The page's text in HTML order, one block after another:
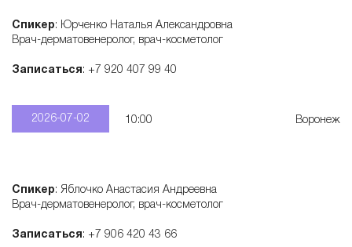
т
о
г
Спикер: Юрченко Наталья Александровна
Врач-дерматовенеролог, врач-косметолог
Записаться: +7 920 407 99 40
2026-07-02 10:00 Воронеж
Спикер: Яблочко Анастасия Андреевна
Врач-дерматовенеролог, врач-косметолог
Записаться: +7 906 420 43 66